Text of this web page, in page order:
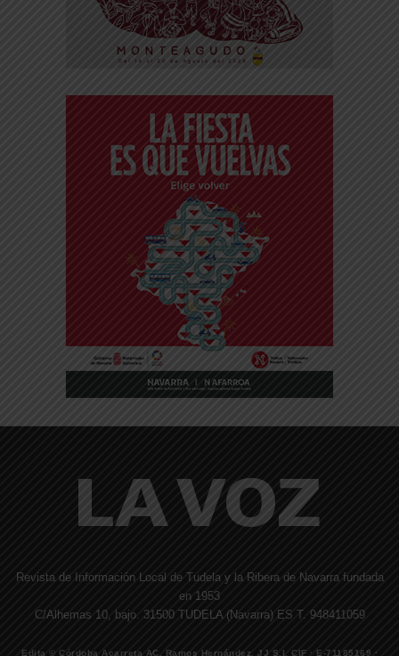
Revista de Información Local de Tudela y la Ribera de Navarra fundada
en 1953
C/Alhemas 10, bajo. 31500 TUDELA (Navarra) ES T. 948411059
Edita © Córdoba Acarreta AC, Ramos Hernández, JJ S.I. CIF · E-71185169 ·